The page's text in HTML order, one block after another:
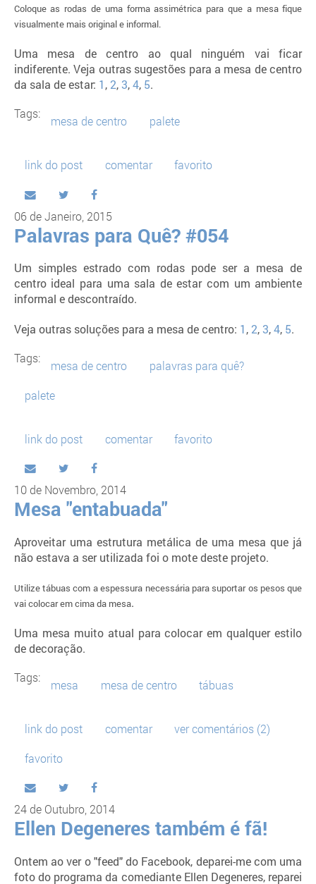
Coloque as rodas de uma forma assimétrica para que a mesa fique
visualmente mais original e informal.
Uma mesa de centro ao qual ninguém vai ficar
indiferente. Veja outras sugestões para a mesa de centro
da sala de estar: 1 , 2, 3, 4, 5.
Tags:
mesa de centro palete
link do post comentar favorito
06 de Janeiro, 2015
Palavras para Quê? #054
Um simples estrado com rodas pode ser a mesa de
centro ideal para uma sala de estar com um ambiente
informal e descontraído.
Veja outras soluções para a mesa de centro: 1 , 2, 3, 4, 5.
Tags:
mesa de centro palavras para quê?
palete
link do post comentar favorito
10 de Novembro, 2014
Mesa "entabuada"
Aproveitar uma estrutura metálica de uma mesa que já
não estava a ser utilizada foi o mote deste projeto.
Utilize tábuas com a espessura necessária para suportar os pesos que
vai colocar em cima da mesa.
Uma mesa muito atual para colocar em qualquer estilo
de decoração.
Tags:
mesa mesa de centro tábuas
link do post comentar ver comentários (2)
favorito
24 de Outubro, 2014
Ellen Degeneres também é fã!
Ontem ao ver o "feed" do Facebook, deparei-me com uma
foto do programa da comediante Ellen Degeneres, reparei